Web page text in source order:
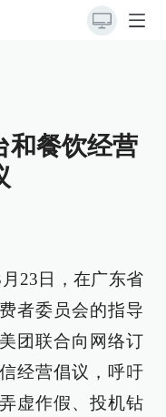
和餐饮经营
23日，在广东省
者委员会的指导
团联合向网络订
经营倡议，呼吁
虚作假、投机钻